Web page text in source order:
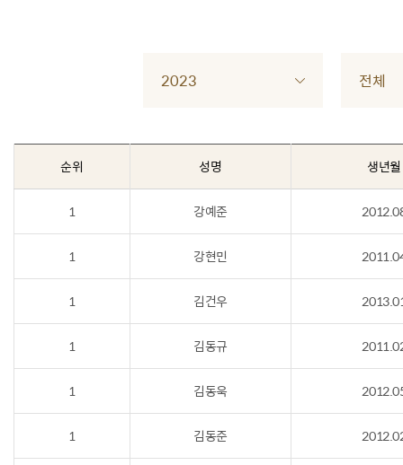
2023 전체
순위 성명 생년월
1 강예준
1 강현민
1 김건우
1 김동규
1 김동욱
1 김동준